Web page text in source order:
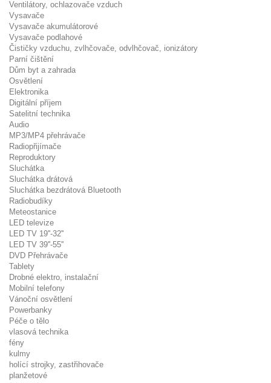
Ventilátory, ochlazovače vzduch
Vysavače
Vysavače akumulátorové
Vysavače podlahové
Čističky vzduchu, zvlhčovače, odvlhčovač, ionizátory
Parní čištění
Dům byt a zahrada
Osvětlení
Elektronika
Digitální příjem
Satelitní technika
Audio
MP3/MP4 přehrávače
Radiopřijímače
Reproduktory
Sluchátka
Sluchátka drátová
Sluchátka bezdrátová Bluetooth
Radiobudíky
Meteostanice
LED televize
LED TV 19''-32''
LED TV 39''-55''
DVD Přehrávače
Tablety
Drobné elektro, instalační
Mobilní telefony
Vánoční osvětlení
Powerbanky
Péče o tělo
vlasová technika
fény
kulmy
holící strojky, zastřihovače
planžetové